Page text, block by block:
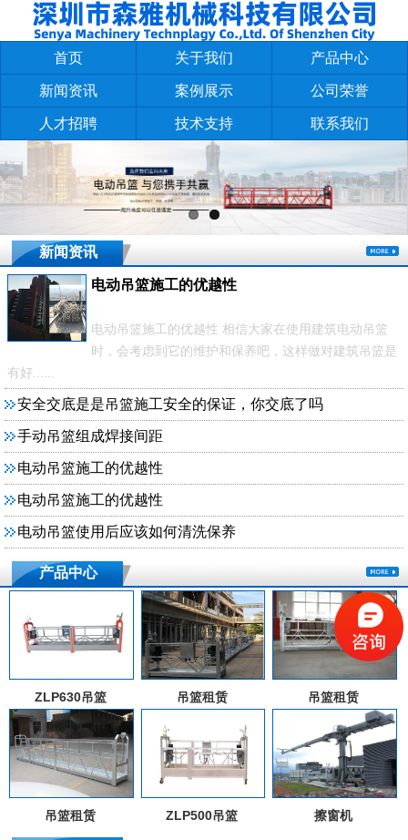
首页 关于我们 产品中心
新闻资讯 案例展示 公司荣誉
人才招聘 技术支持 联系我们
新闻资讯
电动吊篮施工的优越性
电动吊篮施工的优越性 相信大家在使用建筑电动吊篮
时，会考虑到它的维护和保养吧，这样做对建筑吊篮是
有好......
安全交底是是吊篮施工安全的保证，你交底了吗
手动吊篮组成焊接间距
电动吊篮施工的优越性
电动吊篮施工的优越性
电动吊篮使用后应该如何清洗保养
产品中心
ZLP630吊篮 吊篮租赁 吊篮租赁
吊篮租赁 ZLP500吊篮 擦窗机